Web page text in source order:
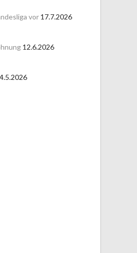
vor 17.7.2026
12.6.2026
4.5.2026